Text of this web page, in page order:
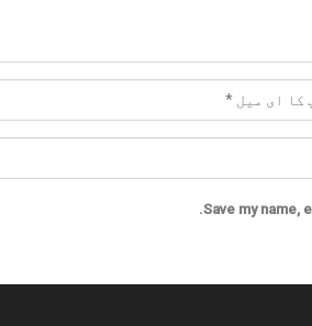
Save my name,